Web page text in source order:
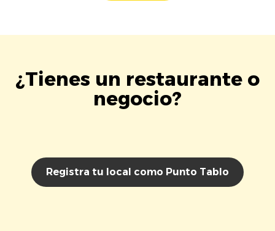
¿Tienes un restaurante o
negocio?
Registra tu local como Punto Tablo